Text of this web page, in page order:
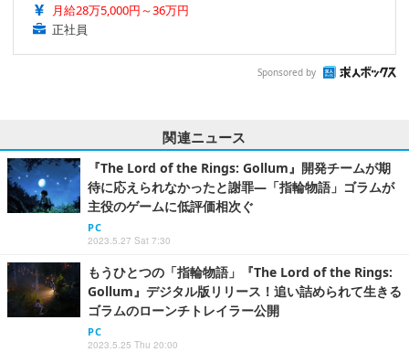
月給28万5,000円～36万円
正社員
Sponsored by
関連ニュース
『The Lord of the Rings: Gollum』開発チームが期
待に応えられなかったと謝罪―「指輪物語」ゴラムが
主役のゲームに低評価相次ぐ
PC
2023.5.27 Sat 7:30
もうひとつの「指輪物語」『The Lord of the Rings:
Gollum』デジタル版リリース！追い詰められて生きる
ゴラムのローンチトレイラー公開
PC
2023.5.25 Thu 20:00